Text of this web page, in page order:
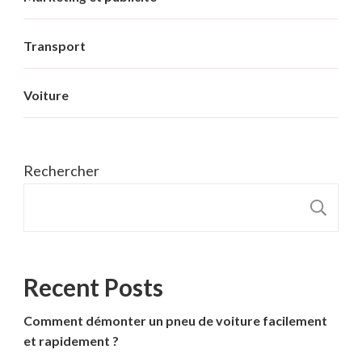
Transport
Voiture
Rechercher
Recent Posts
Comment démonter un pneu de voiture facilement
et rapidement ?